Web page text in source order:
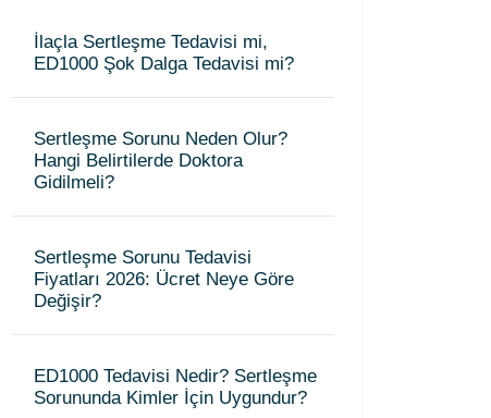
İlaçla Sertleşme Tedavisi mi,
ED1000 Şok Dalga Tedavisi mi?
Sertleşme Sorunu Neden Olur?
Hangi Belirtilerde Doktora
Gidilmeli?
Sertleşme Sorunu Tedavisi
Fiyatları 2026: Ücret Neye Göre
Değişir?
ED1000 Tedavisi Nedir? Sertleşme
Sorununda Kimler İçin Uygundur?